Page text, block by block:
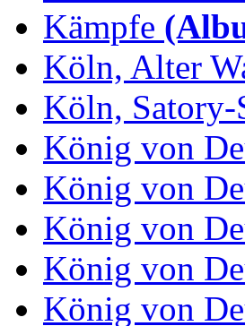
Kämpfe
Köln, Alter
Köln, Satory-
König von
König von
König von
König von
König von